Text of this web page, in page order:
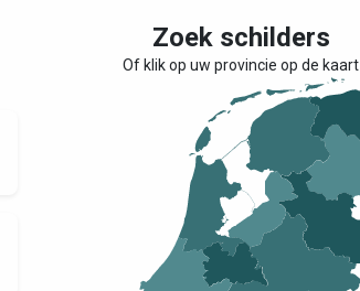
Zoek schilders
Of klik op uw provincie op de kaart